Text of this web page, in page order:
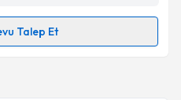
Talep Et